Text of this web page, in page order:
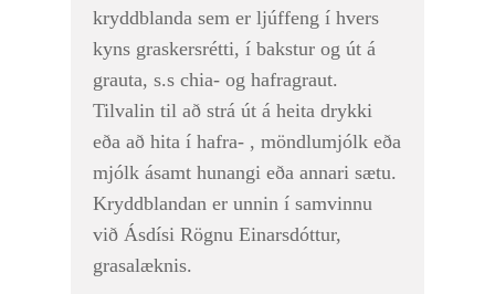
kryddblanda sem er ljúffeng í hvers
kyns graskersrétti, í bakstur og út á
grauta, s.s chia- og hafragraut.
Tilvalin til að strá út á heita drykki
eða að hita í hafra- , möndlumjólk eða
mjólk ásamt hunangi eða annari sætu.
Kryddblandan er unnin í samvinnu
við Ásdísi Rögnu Einarsdóttur,
grasalæknis.